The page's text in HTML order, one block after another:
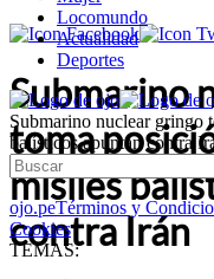
Locomundo
Actualidad
Deportes
Submarino nuclear gringo
balísticos apuntan contra
ojo.peTérminos y
Cookies
TEMAS:
Submarino
toma
misiles
contra Irán